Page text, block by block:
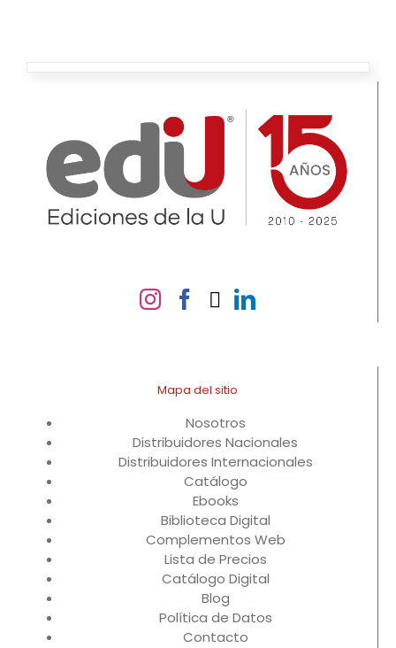
Mapa del sitio
Nosotros
Distribuidores Nacionales
Distribuidores Internacionales
Catálogo
Ebooks
Biblioteca Digital
Complementos Web
Lista de Precios
Catálogo Digital
Blog
Política de Datos
Contacto